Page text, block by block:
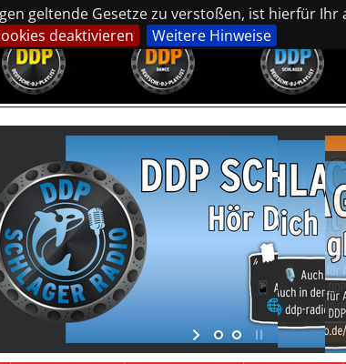
geltende Gesetze zu verstoßen, ist hierfür
deaktivieren Weitere Hinweise